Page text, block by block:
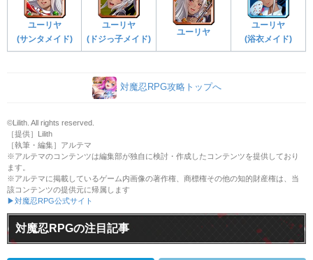
ユーリヤ
(サンタメイド)
ユーリヤ
(ドジっ子メイド)
ユーリヤ
ユーリヤ
(浴衣メイド)
対魔忍RPG攻略トップへ
©Lilith. All rights reserved.
［提供］Lilith
［執筆・編集］アルテマ
※アルテマのコンテンツは編集部が独自に検討・作成したコンテンツを提供しており
ます。
※アルテマに掲載しているゲーム内画像の著作権、商標権その他の知的財産権は、当
該コンテンツの提供元に帰属します
▶対魔忍RPG公式サイト
対魔忍RPGの注目記事